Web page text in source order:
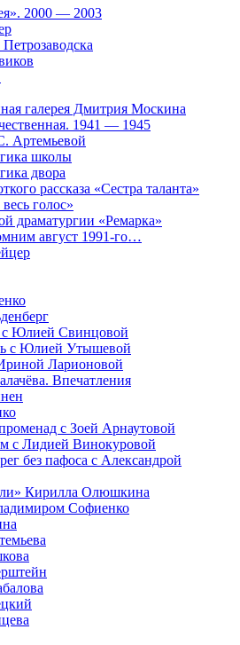
2000 — 2003
галерея Дмитрия Москина
1941 — 1945
Артемьевой
школы
двора
рассказа «Сестра таланта»
голос»
драматургии «Ремарка»
август 1991-го…
с Юлией Свинцовой
с Юлией Утышевой
Ларионовой
Впечатления
с Зоей Арнаутовой
с Лидией Винокуровой
без пафоса с Александрой
Кирилла Олюшкина
Софиенко